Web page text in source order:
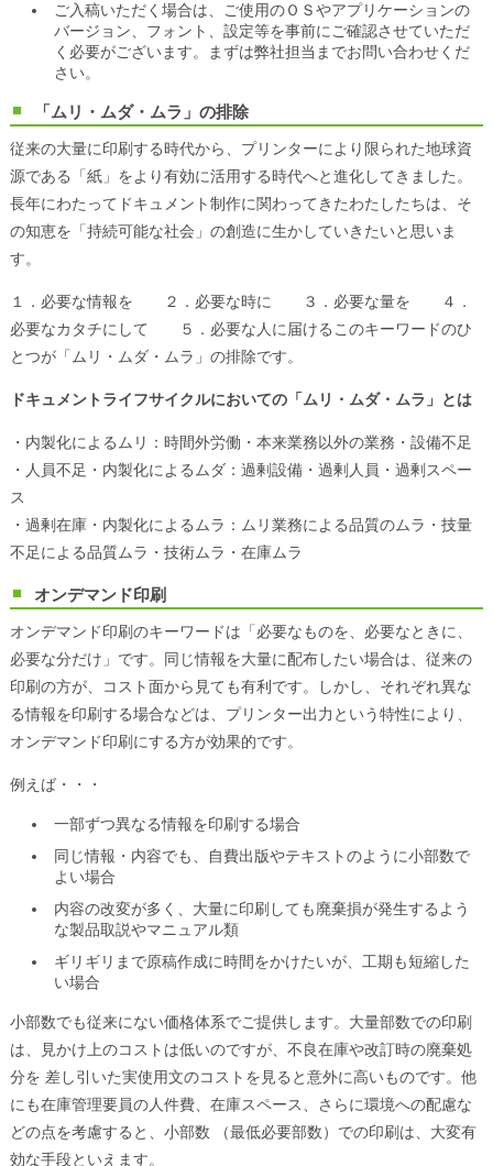
ご入稿いただく場合は、ご使用のＯＳやアプリケーションの
バージョン、フォント、設定等を事前にご確認させていただ
く必要がございます。まずは弊社担当までお問い合わせくだ
さい。
「ムリ・ムダ・ムラ」の排除
従来の大量に印刷する時代から、プリンターにより限られた地球資
源である「紙」をより有効に活用する時代へと進化してきました。
長年にわたってドキュメント制作に関わってきたわたしたちは、そ
の知恵を「持続可能な社会」の創造に生かしていきたいと思いま
す。
１．必要な情報を ２．必要な時に ３．必要な量を ４．
必要なカタチにして ５．必要な人に届けるこのキーワードのひ
とつが「ムリ・ムダ・ムラ」の排除です。
ドキュメントライフサイクルにおいての「ムリ・ムダ・ムラ」とは
・内製化によるムリ：時間外労働・本来業務以外の業務・設備不足
・人員不足・内製化によるムダ：過剰設備・過剰人員・過剰スペー
ス
・過剰在庫・内製化によるムラ：ムリ業務による品質のムラ・技量
不足による品質ムラ・技術ムラ・在庫ムラ
オンデマンド印刷
オンデマンド印刷のキーワードは「必要なものを、必要なときに、
必要な分だけ」です。同じ情報を大量に配布したい場合は、従来の
印刷の方が、コスト面から見ても有利です。しかし、それぞれ異な
る情報を印刷する場合などは、プリンター出力という特性により、
オンデマンド印刷にする方が効果的です。
例えば・・・
一部ずつ異なる情報を印刷する場合
同じ情報・内容でも、自費出版やテキストのように小部数で
よい場合
内容の改変が多く、大量に印刷しても廃棄損が発生するよう
な製品取説やマニュアル類
ギリギリまで原稿作成に時間をかけたいが、工期も短縮した
い場合
小部数でも従来にない価格体系でご提供します。大量部数での印刷
は、見かけ上のコストは低いのですが、不良在庫や改訂時の廃棄処
分を 差し引いた実使用文のコストを見ると意外に高いものです。他
にも在庫管理要員の人件費、在庫スペース、さらに環境への配慮な
どの点を考慮すると、小部数 （最低必要部数）での印刷は、大変有
効な手段といえます。